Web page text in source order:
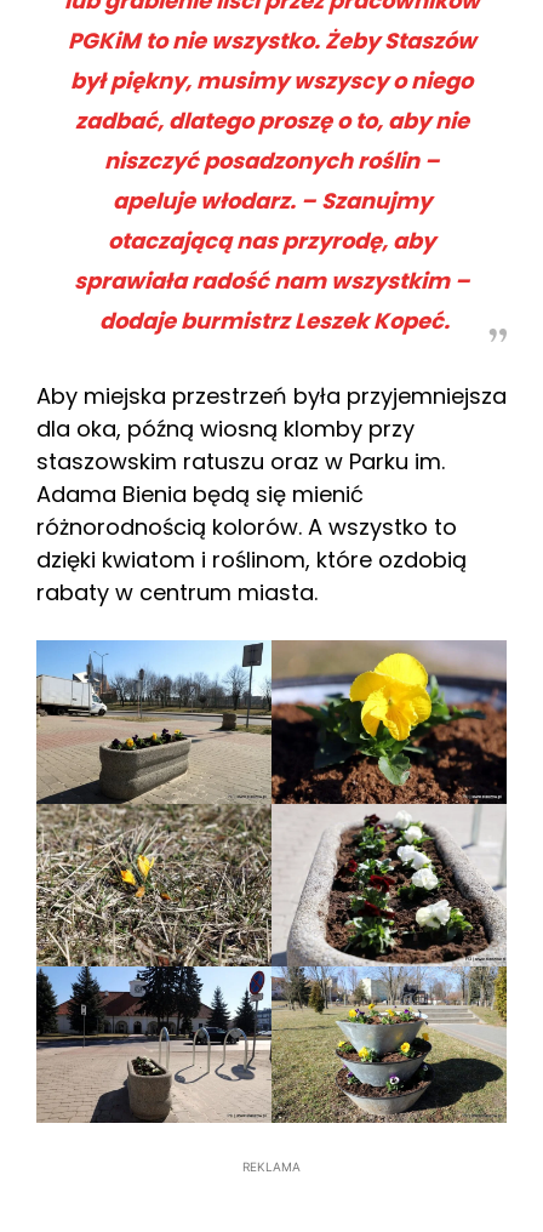
PGKiM to nie wszystko. ŻebyStaszów
był piękny, musimy wszyscy o niego
zadbać, dlatego proszę o to, aby nie
niszczyć posadzonych roślin–
apeluje włodarz. – Szanujmy
otaczającą nas przyrodę, aby
sprawiała radość nam wszystkim –
dodaje burmistrz Leszek Kopeć.
Aby miejska przestrzeń była przyjemniejsza
dla oka, późną wiosną klomby przy
staszowskim ratuszu oraz w Parku im.
Adama Bienia będą się mienić
różnorodnością kolorów. A wszystko to
dzięki kwiatom i roślinom, które ozdobią
rabaty w centrum miasta.
REKLAMA